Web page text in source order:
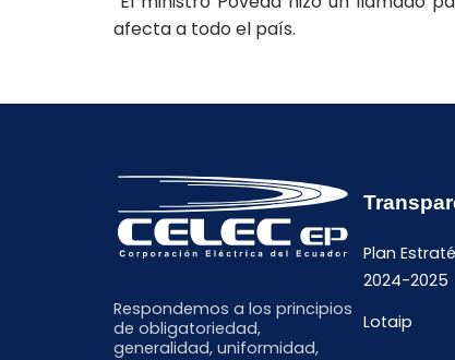
afecta a todo el país.
Respondemos a los principios
de obligatoriedad,
generalidad, uniformidad,
Plan
2024-2025
Lotaip